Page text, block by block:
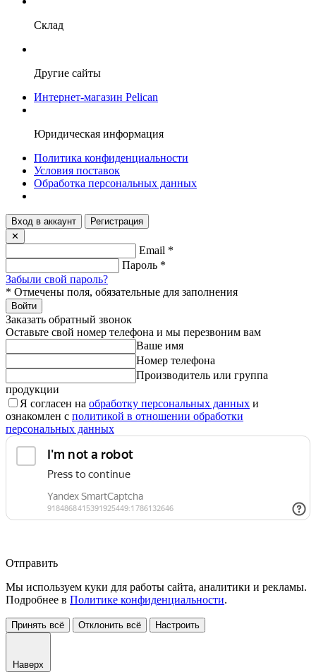
Склад
Другие сайты
Интернет-магазин Pelican
Юридическая информация
Политика конфиденциальности
Условия поставок
Обработка персональных данных
Вход в аккаунт
Регистрация
✕
Email *
Пароль *
Забыли свой пароль?
* Отмечены поля, обязательные для заполнения
Войти
Заказать обратный звонок
Оставьте свой номер телефона и мы перезвоним вам
Ваше имя
Номер телефона
Производитель или группа
продукции
Я согласен на обработку персональных данных и
ознакомлен с политикой в отношении обработки
персональных данных
Отправить
Мы используем куки для работы сайта, аналитики и рекламы.
Подробнее в Политике конфиденциальности.
Принять всё Отклонить всё Настроить
Наверх